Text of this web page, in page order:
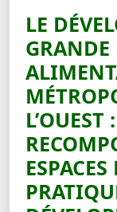
LE
L’OUEST